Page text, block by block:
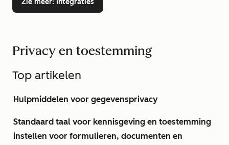
Zie meer: Integraties
Privacy en toestemming
Top artikelen
Hulpmiddelen voor gegevensprivacy
Standaard taal voor kennisgeving en toestemming
instellen voor formulieren, documenten en